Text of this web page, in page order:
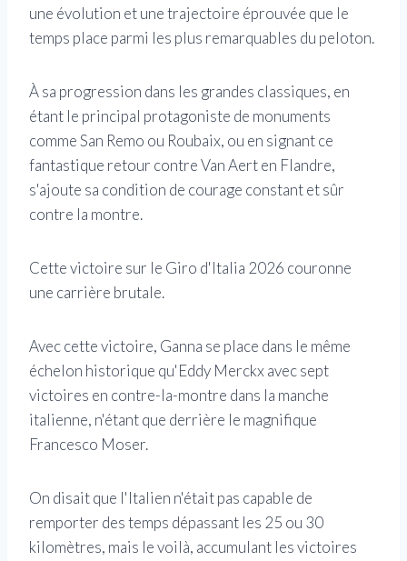
une évolution et une trajectoire éprouvée que le
temps place parmi les plus remarquables du peloton.
À sa progression dans les grandes classiques, en
étant le principal protagoniste de monuments
comme San Remo ou Roubaix, ou en signant ce
fantastique retour contre Van Aert en Flandre,
s'ajoute sa condition de courage constant et sûr
contre la montre.
Cette victoire sur le Giro d'Italia 2026 couronne
une carrière brutale.
Avec cette victoire, Ganna se place dans le même
échelon historique qu'Eddy Merckx avec sept
victoires en contre-la-montre dans la manche
italienne, n'étant que derrière le magnifique
Francesco Moser.
On disait que l'Italien n'était pas capable de
remporter des temps dépassant les 25 ou 30
kilomètres, mais le voilà, accumulant les victoires